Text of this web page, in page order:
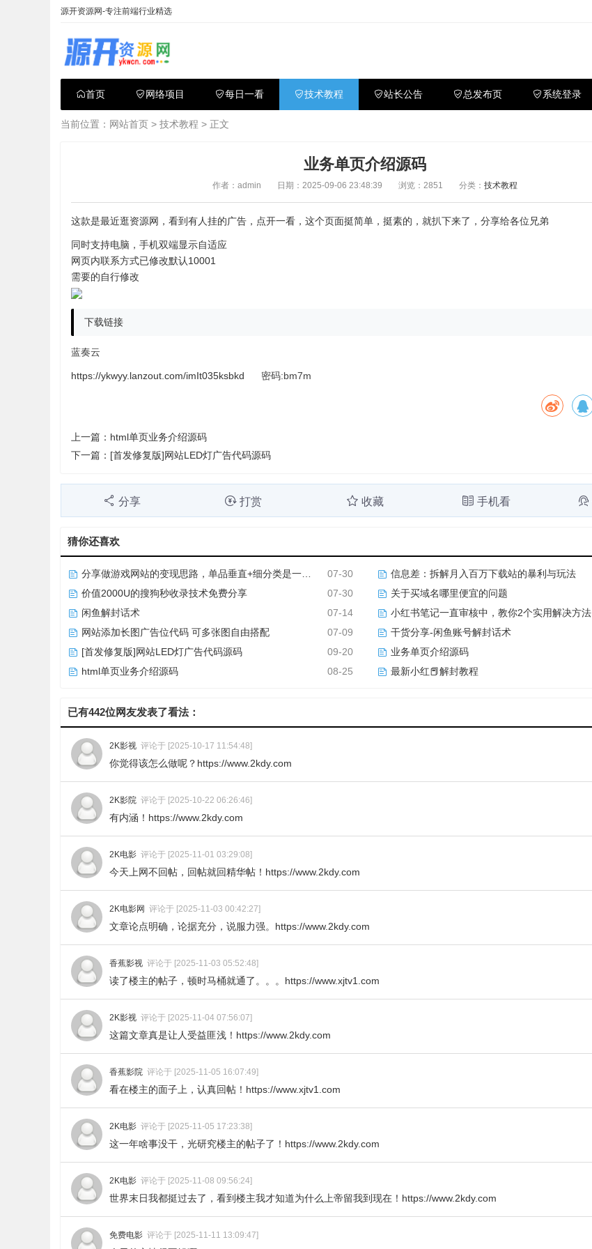
源开资源网-专注前端行业精选
首页 网络项目 每日一看 技术教程 站长公告 总发布页 系统登录
当前位置： 网站首页 > 技术教程 > 正文
业务单页介绍源码
作者：admin 日期：2025-09-06 23:48:39 浏览：2851 分类： 技术教程
这款是最近逛资源网，看到有人挂的广告，点开一看，这个页面挺简单，挺素的，就扒下来了，分享给各位兄弟
同时支持电脑，手机双端显示自适应
网页内联系方式已修改默认10001
需要的自行修改
下载链接
蓝奏云
https://ykwyy.lanzout.com/imIt035ksbkd 密码:bm7m
上一篇： html单页业务介绍源码
下一篇： [首发修复版]网站LED灯广告代码源码
分享 打赏 收藏 手机看
猜你还喜欢
07-30
分享做游戏网站的变现思路，单品垂直+细分类是一种出路
信息差：拆解月入百万下载站的暴利与玩法
07-30
价值2000U的搜狗秒收录技术免费分享
关于买域名哪里便宜的问题
07-14
闲鱼解封话术
小红书笔记一直审核中，教你2个实用解决方法
07-09
网站添加长图广告位代码 可多张图自由搭配
干货分享-闲鱼账号解封话术
09-20
[首发修复版]网站LED灯广告代码源码
业务单页介绍源码
08-25
html单页业务介绍源码 最新小红📕解封教程
已有442位网友发表了看法：
2K影视 评论于 [2025-10-17 11:54:48]
你觉得该怎么做呢？https://www.2kdy.com
2K影院 评论于 [2025-10-22 06:26:46]
有内涵！https://www.2kdy.com
2K电影 评论于 [2025-11-01 03:29:08]
今天上网不回帖，回帖就回精华帖！https://www.2kdy.com
2K电影网 评论于 [2025-11-03 00:42:27]
文章论点明确，论据充分，说服力强。https://www.2kdy.com
香蕉影视 评论于 [2025-11-03 05:52:48]
读了楼主的帖子，顿时马桶就通了。。。https://www.xjtv1.com
2K影视 评论于 [2025-11-04 07:56:07]
这篇文章真是让人受益匪浅！https://www.2kdy.com
香蕉影院 评论于 [2025-11-05 16:07:49]
看在楼主的面子上，认真回帖！https://www.xjtv1.com
2K电影 评论于 [2025-11-05 17:23:38]
这一年啥事没干，光研究楼主的帖子了！https://www.2kdy.com
2K电影 评论于 [2025-11-08 09:56:24]
世界末日我都挺过去了，看到楼主我才知道为什么上帝留我到现在！https://www.2kdy.com
免费电影 评论于 [2025-11-11 13:09:47]